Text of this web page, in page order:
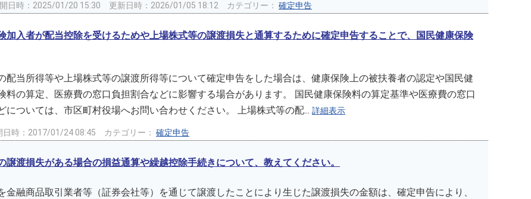
日時：2025/01/20 15:30 更新日時：2026/01/05 18:12 カテゴリー： 確定申告
加入者が配当控除を受けるためや上場株式等の譲渡損失と通算するために確定申告することで、国民健康保険
配当所得等や上場株式等の譲渡所得等について確定申告をした場合は、健康保険上の被扶養者の認定や国民健
料の算定、医療費の窓口負担割合などに影響する場合があります。 国民健康保険料の算定基準や医療費の窓口
については、市区町村役場へお問い合わせください。 上場株式等の配... 詳細表示
日時：2017/01/24 08:45 カテゴリー： 確定申告
譲渡損失がある場合の損益通算や繰越控除手続きについて、教えてください。
金融商品取引業者等（証券会社等）を通じて譲渡したことにより生じた譲渡損失の金額は、確定申告により、